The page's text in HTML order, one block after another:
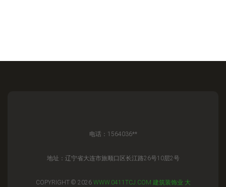
电话：1564036**
地址：辽宁省大连市旅顺口区长江路26号10层2号
COPYRIGHT © 2026 WWW.0411TCJ.COM 建筑装饰业 大